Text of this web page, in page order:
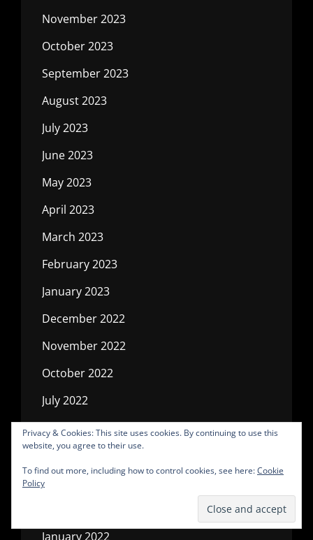
November 2023
October 2023
September 2023
August 2023
July 2023
June 2023
May 2023
April 2023
March 2023
February 2023
January 2023
December 2022
November 2022
October 2022
July 2022
May 2022
April 2022
March 2022
January 2022
Privacy & Cookies: This site uses cookies. By continuing to use this
website, you agree to their use.
To find out more, including how to control cookies, see here:Cookie
Policy